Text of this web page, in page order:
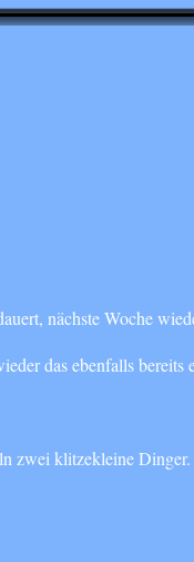
nächste Woche
das ebenfalls bereits
zwei klitzekleine Dinger.